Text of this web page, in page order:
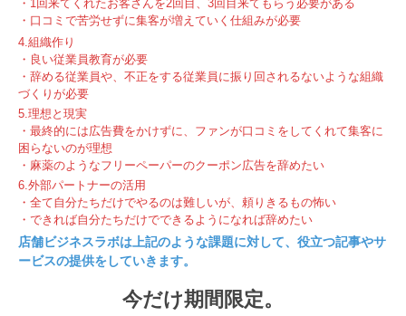
・1回来てくれたお客さんを2回目、3回目来てもらう必要がある
・口コミで苦労せずに集客が増えていく仕組みが必要
4.組織作り
・良い従業員教育が必要
・辞める従業員や、不正をする従業員に振り回されるないような組織
づくりが必要
5.理想と現実
・最終的には広告費をかけずに、ファンが口コミをしてくれて集客に
困らないのが理想
・麻薬のようなフリーペーパーのクーポン広告を辞めたい
6.外部パートナーの活用
・全て自分たちだけでやるのは難しいが、頼りきるもの怖い
・できれば自分たちだけでできるようになれば辞めたい
店舗ビジネスラボは上記のような課題に対して、役立つ記事やサ
ービスの提供をしていきます。
今だけ期間限定。